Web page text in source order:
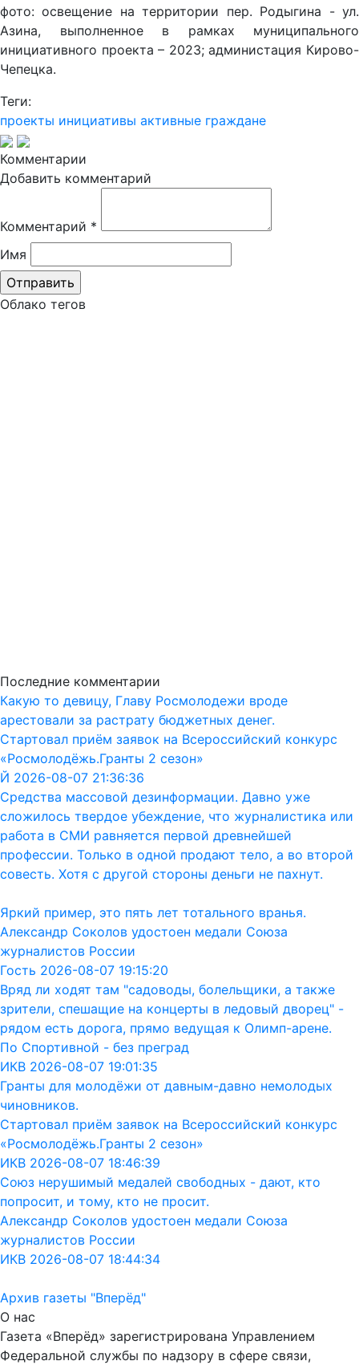
фото: освещение на территории пер. Родыгина - ул.
Азина, выполненное в рамках муниципального
инициативного проекта – 2023; администация Кирово-
Чепецка.
Теги:
проекты инициативы активные граждане
Комментарии
Добавить комментарий
Комментарий *
Имя
Облако тегов
Последние комментарии
Какую то девицу, Главу Росмолодежи вроде
арестовали за растрату бюджетных денег.
Стартовал приём заявок на Всероссийский конкурс
«Росмолодёжь.Гранты 2 сезон»
Й 2026-08-07 21:36:36
Средства массовой дезинформации. Давно уже
сложилось твердое убеждение, что журналистика или
работа в СМИ равняется первой древнейшей
профессии. Только в одной продают тело, а во второй
совесть. Хотя с другой стороны деньги не пахнут.
Яркий пример, это пять лет тотального вранья.
Александр Соколов удостоен медали Союза
журналистов России
Гость 2026-08-07 19:15:20
Вряд ли ходят там "садоводы, болельщики, а также
зрители, спешащие на концерты в ледовый дворец" -
рядом есть дорога, прямо ведущая к Олимп-арене.
По Спортивной - без преград
ИКВ 2026-08-07 19:01:35
Гранты для молодёжи от давным-давно немолодых
чиновников.
Стартовал приём заявок на Всероссийский конкурс
«Росмолодёжь.Гранты 2 сезон»
ИКВ 2026-08-07 18:46:39
Союз нерушимый медалей свободных - дают, кто
попросит, и тому, кто не просит.
Александр Соколов удостоен медали Союза
журналистов России
ИКВ 2026-08-07 18:44:34
Архив газеты "Вперёд"
О нас
Газета «Вперёд» зарегистрирована Управлением
Федеральной службы по надзору в сфере связи,